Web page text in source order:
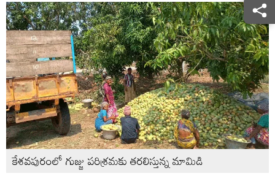
కేశవపురంలో గుజ్జు పరిశ్రమకు తరలిస్తున్న మామిడి